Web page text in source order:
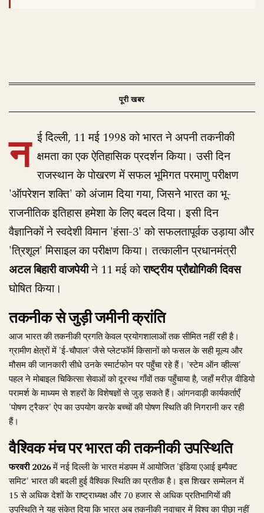
न ई दिल्ली, 11 मई 1998 को भारत ने अपनी तकनीकी
क्षमता का एक ऐतिहासिक प्रदर्शन किया। उसी दिन
राजस्थान के पोखरण में सफल भूमिगत परमाणु परीक्षण
'ऑपरेशन शक्ति' को अंजाम दिया गया, जिसने भारत का भू-
राजनीतिक इतिहास हमेशा के लिए बदल दिया। इसी दिन
वैज्ञानिकों ने स्वदेशी विमान 'हंसा-3' को सफलतापूर्वक उड़ाया और
'त्रिशूल' मिसाइल का परीक्षण किया। तत्कालीन प्रधानमंत्री
अटल बिहारी वाजपेयीने 11 मई कोराष्ट्रीय प्रौद्योगिकी दिवस
घोषित किया।
तकनीक से जुड़ी जमीनी क्रांति
आज भारत की तकनीकी प्रगति केवल प्रयोगशालाओं तक सीमित नहीं रही है।
ग्रामीण क्षेत्रों में 'ई-चौपाल' जैसे प्लेटफॉर्म किसानों को फसल के सही मूल्य और
मौसम की जानकारी सीधे उनके स्मार्टफोन पर पहुँचा रहे हैं। 'स्टेम ऑन व्हील्स'
पहल ने मोबाइल चिकित्सा सेवाओं को दूरस्थ गाँवों तक पहुँचाया है, जहाँ मरीज़ वीडियो
परामर्श के माध्यम से शहरों के विशेषज्ञों से जुड़ सकते हैं। आंगनवाड़ी कार्यकर्ताएँ
'पोषण ट्रैकर' ऐप का उपयोग करके बच्चों की पोषण स्थिति की निगरानी कर रही
हैं।
वैश्विक मंच पर भारत की तकनीकी उपस्थिति
फरवरी 2026में नई दिल्ली के भारत मंडपम में आयोजित 'इंडिया एआई इम्पैक्ट
समिट' भारत की बदली हुई वैश्विक स्थिति का प्रतीक है। इस शिखर सम्मेलन में
15 से अधिक देशों के राष्ट्राध्यक्ष और 70 हजार से अधिक प्रतिभागियों की
उपस्थिति ने यह संकेत दिया कि भारत अब तकनीकी नवाचार में विश्व का पीछा नहीं